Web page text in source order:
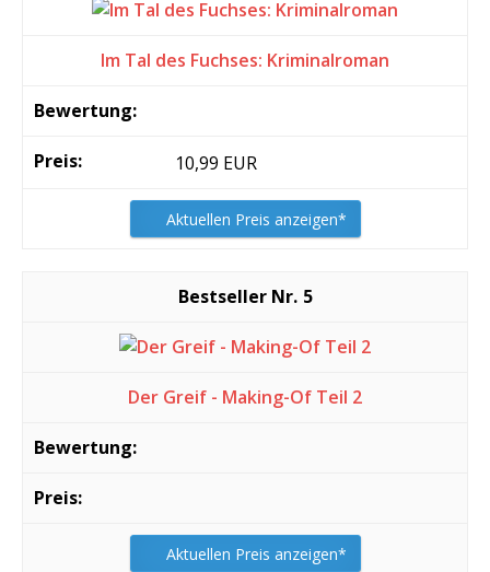
Im Tal des Fuchses: Kriminalroman
10,99 EUR
Aktuellen Preis anzeigen*
5
Der Greif - Making-Of Teil 2
Aktuellen Preis anzeigen*